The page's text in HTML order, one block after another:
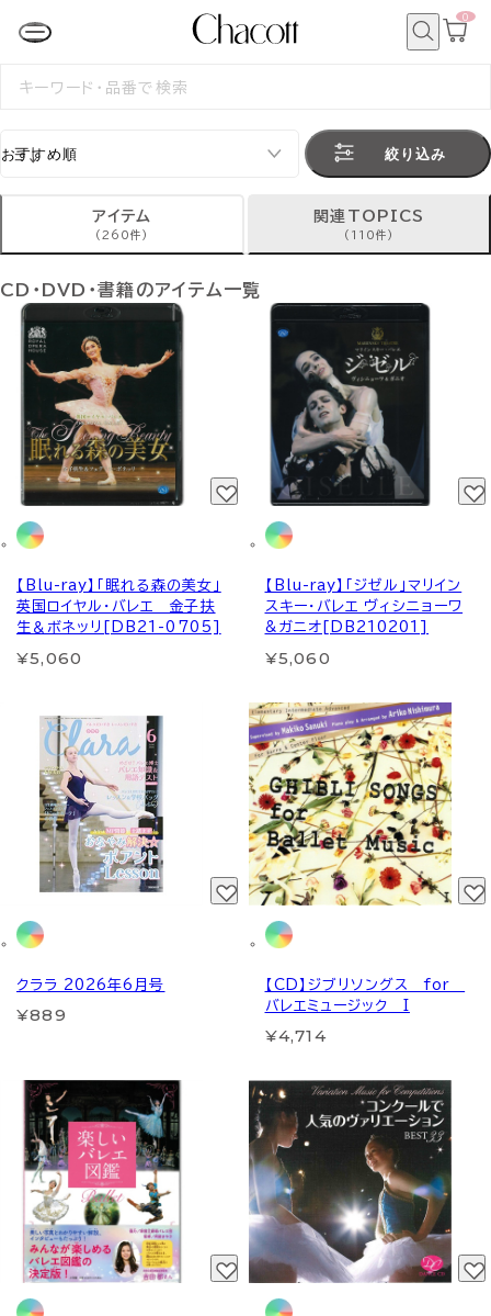
カ
0
検
絞り込み
アイテム
(260件)
関連TOPICS
(110件)
CD・DVD・書籍のアイテム一覧
【Blu-ray】「眠れる森の美女」
英国ロイヤル・バレエ 金子扶
生＆ボネッリ[DB21-0705]
¥5,060
【Blu-ray】「ジゼル」マリイン
スキー・バレエ ヴィシニョーワ
&ガニオ[DB210201]
¥5,060
クララ 2026年6月号
¥889
【CD】ジブリソングス for
バレエミュージック I
¥4,714